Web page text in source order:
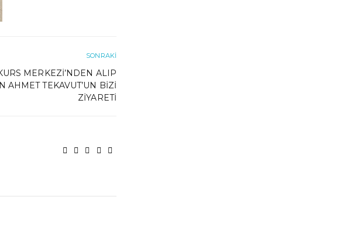
SONRAKI
MERKEZI’NDEN ALIP
AHMET TEKAVUT’UN BIZI
ZIYARETI